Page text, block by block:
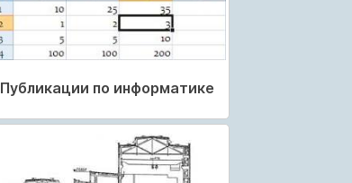
Публикации по информатике